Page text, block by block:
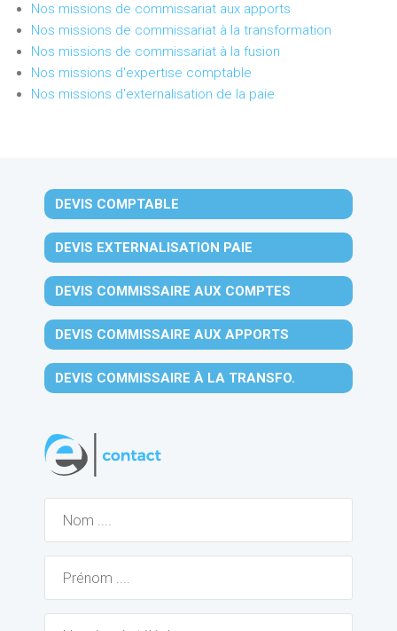
Nos missions de commissariat aux apports
Nos missions de commissariat à la transformation
Nos missions de commissariat à la fusion
Nos missions d'expertise comptable
Nos missions d'externalisation de la paie
DEVIS COMPTABLE
DEVIS EXTERNALISATION PAIE
DEVIS COMMISSAIRE AUX COMPTES
DEVIS COMMISSAIRE AUX APPORTS
DEVIS COMMISSAIRE À LA TRANSFO.